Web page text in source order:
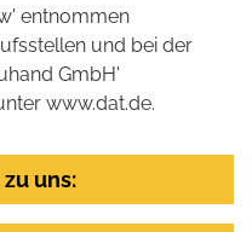
entnommen
und bei der
GmbH'
www.dat.de.
uns: